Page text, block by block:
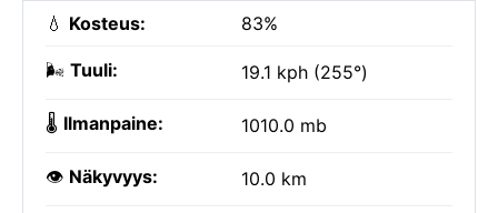
💧 Kosteus: 83%
🌬️ Tuuli: 19.1 kph (255°)
🌡️ Ilmanpaine: 1010.0 mb
👁️ Näkyvyys: 10.0 km